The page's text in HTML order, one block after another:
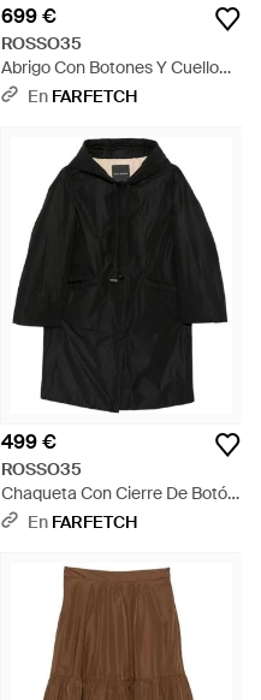
699 €
ROSSO35
Abrigo Con Botones Y Cuello
Alto - Neutro
En FARFETCH
499 €
ROSSO35
Chaqueta Con Cierre De Botón
Y Capucha - Negro
En FARFETCH